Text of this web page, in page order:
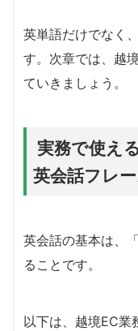
英単語だけでなく
す。次章では、越
ていきましょう。
実務で使え
英会話フレ
英会話の基本は、
ることです。
以下は、越境EC業